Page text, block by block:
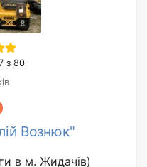
з 80
Вознюк"
в м. Жидачів)